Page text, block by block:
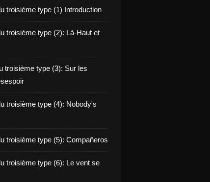
troisième type (1) Introduction
troisième type (2): Là-Haut et
troisième type (3): Sur les
troisième type (4): Nobody's
troisième type (5): Compañeros
troisième type (6): Le vent se